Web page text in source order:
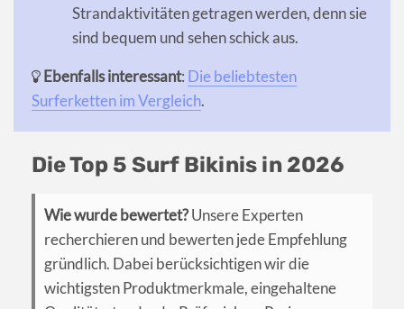
Strandaktivitäten getragen werden, denn sie
sind bequem und sehen schick aus.
Ebenfalls interessant: Die beliebtesten
Surferketten im Vergleich.
Die Top 5 Surf Bikinis in 2026
Wie wurde bewertet?Unsere Experten
recherchieren und bewerten jede Empfehlung
gründlich. Dabei berücksichtigen wir die
wichtigsten Produktmerkmale, eingehaltene